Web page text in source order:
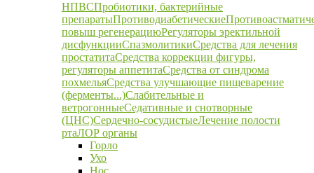
НПВСПробиотики, бактерийные
препаратыПротиводиабетические
повыш регенерациюРегуляторы эректильной
дисфункцииСпазмолитикиСредства для лечения
простатитаСредства коррекции фигуры,
регуляторы аппетитаСредства от синдрома
похмельяСредства улучшающие пищеварение
(ферменты...)Слабительные и
ветрогонныеСедативные и снотворные
(ЦНС)Сердечно-сосудистыеЛечение полости
ртаЛОР органы
Горло
Ухо